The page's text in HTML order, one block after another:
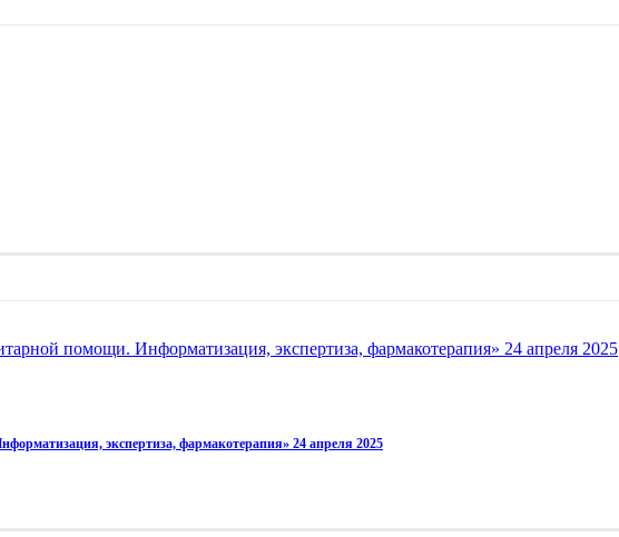
помощи. Информатизация, экспертиза, фармакотерапия» 24 апреля 2025
экспертиза, фармакотерапия» 24 апреля 2025